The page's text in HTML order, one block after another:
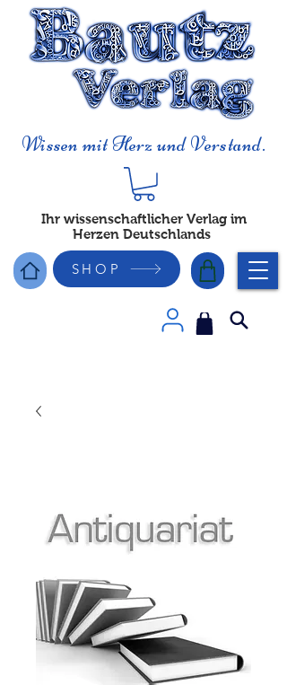
Wissen mit Herz und Verstand.
Ihr wissenschaftlicher Verlag im
Herzen Deutschlands
SHOP